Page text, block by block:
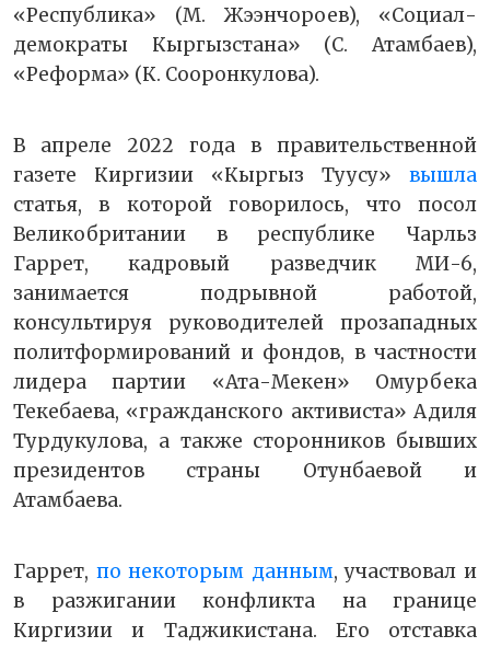
«Республика» (М. Жээнчороев), «Социал-
демократы Кыргызстана» (С. Атамбаев),
«Реформа» (К. Сооронкулова).
В апреле 2022 года в правительственной
газете Киргизии «Кыргыз Туусу» вышла
статья, в которой говорилось, что посол
Великобритании в республике Чарльз
Гаррет, кадровый разведчик МИ-6,
занимается подрывной работой,
консультируя руководителей прозападных
политформирований и фондов, в частности
лидера партии «Ата-Мекен» Омурбека
Текебаева, «гражданского активиста» Адиля
Турдукулова, а также сторонников бывших
президентов страны Отунбаевой и
Атамбаева.
Гаррет, по некоторым данным, участвовал и
в разжигании конфликта на границе
Киргизии и Таджикистана. Его отставка